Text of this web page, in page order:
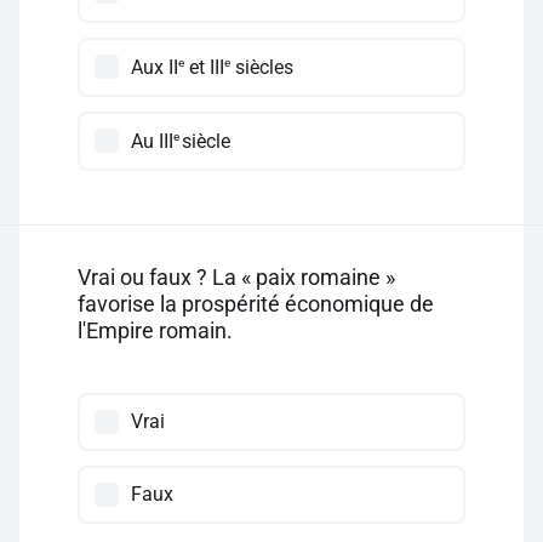
Aux IIe et IIIe siècles
Au III esiècle
Vrai ou faux ? La « paix romaine »
favorise la prospérité économique de
l'Empire romain.
Vrai
Faux